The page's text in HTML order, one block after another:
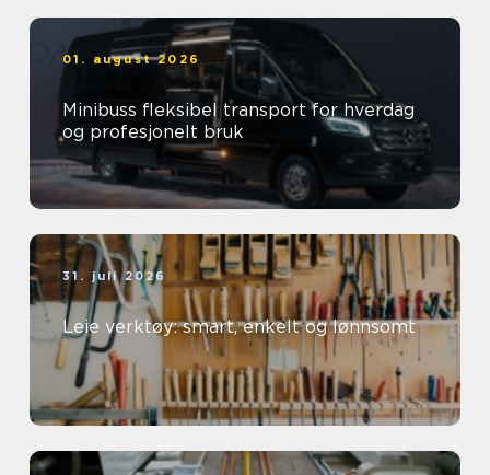
01. august 2026
Minibuss fleksibel transport for hverdag
og profesjonelt bruk
31. juli 2026
Leie verktøy: smart, enkelt og lønnsomt